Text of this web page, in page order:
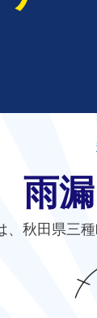
雨
、秋田県三